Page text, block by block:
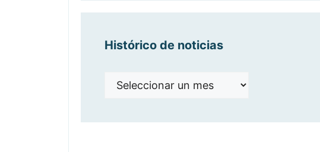
Histórico de noticias
Histórico